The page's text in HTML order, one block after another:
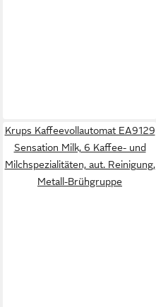
Krups Kaffeevollautomat EA9129
Sensation Milk, 6 Kaffee- und
Milchspezialitäten, aut. Reinigung,
Metall-Brühgruppe